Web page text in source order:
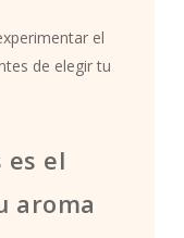
el
de elegir tu
es el
aroma